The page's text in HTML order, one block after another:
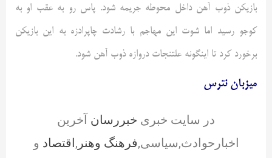
بازیکن ذوب آهن داخل محوطه جریمه شود. پاس رو به عقب او به
کوجو رسید اما شوت این مهاجم با رشادتچاپرادزه به این بازیکن
برخورد کرد تا اینگونه علتنجات دروازه ذوب آهن شود.
میزبان نترس
در سایت خبری خبررسان آخرین
اخبارحوادث,سیاسی,فرهنگ وهنر ,اقتصاد و